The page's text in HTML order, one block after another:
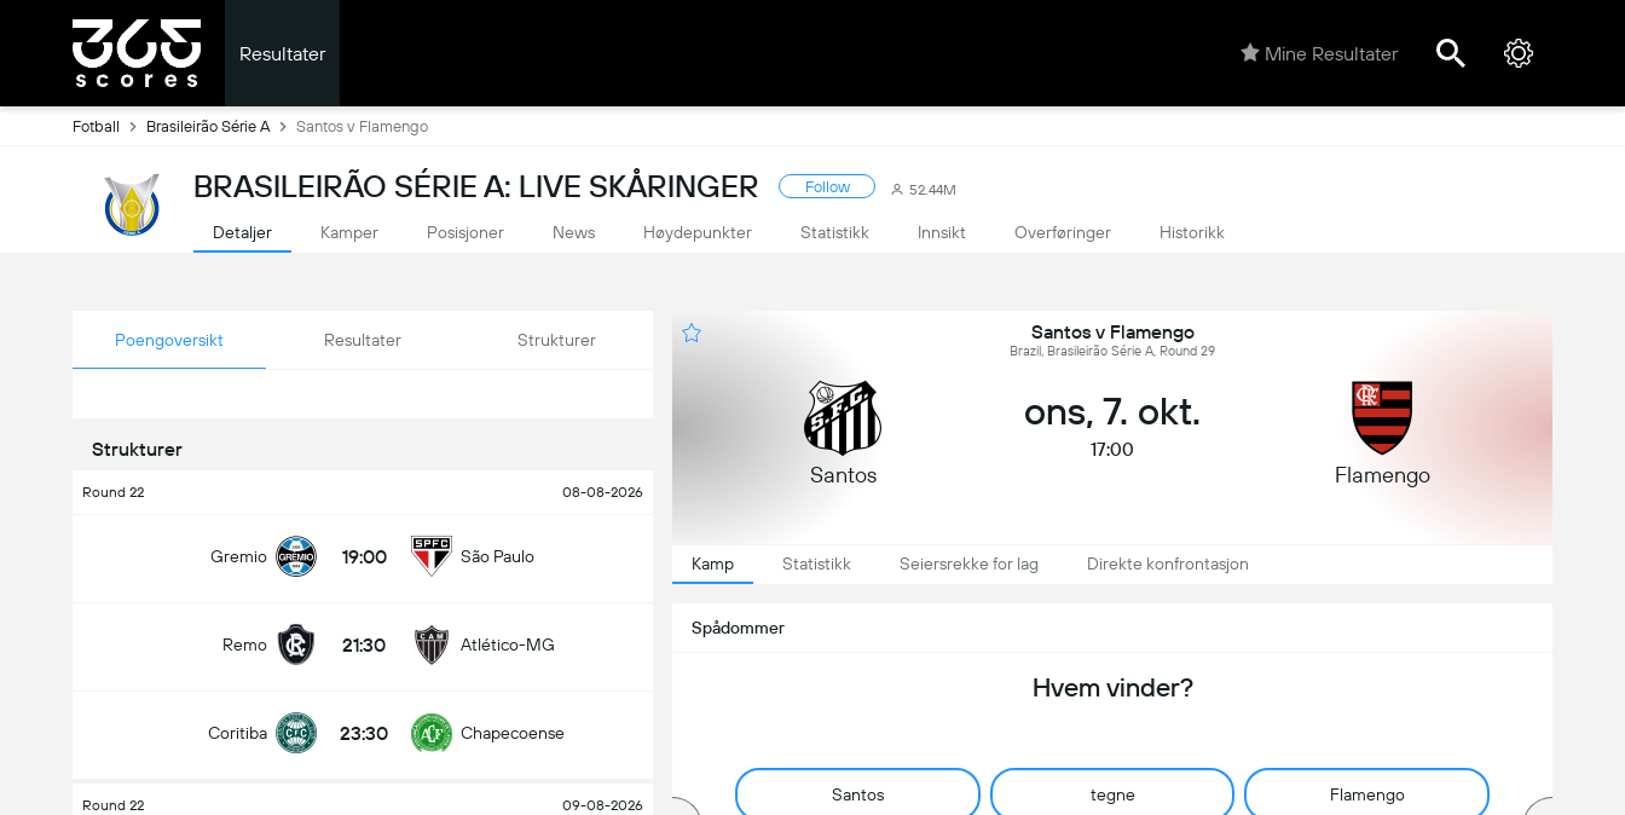
Resultater Mine Resultater
Fotball Brasileirão Série A Santos v Flamengo
BRASILEIRÃO SÉRIE A: LIVE SKÅRINGER Follow 52.44M
Detaljer Kamper Posisjoner News Høydepunkter Statistikk Innsikt Overføringer Historikk
Poengoversikt Resultater Strukturer
Strukturer
Round 22 08-08-2026
Gremio 19:00 São Paulo
Remo 21:30 Atlético-MG
Coritiba 23:30 Chapecoense
Round 22 09-08-2026
Santos v Flamengo
Brazil, Brasileirão Série A, Round 29
Santos
ons, 7. okt.
17:00
Flamengo
Kamp Statistikk Seiersrekke for lag Direkte konfrontasjon
Spådommer
Hvem vinder?
Santos tegne Flamengo